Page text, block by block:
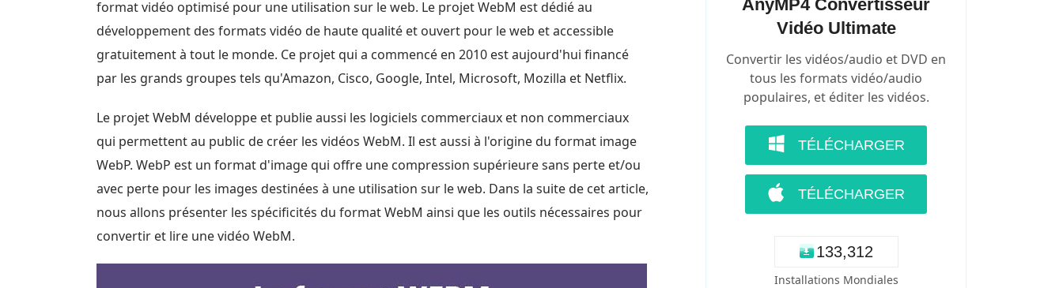
format vidéo optimisé pour une utilisation sur le web. Le projet WebM est dédié au
développement des formats vidéo de haute qualité et ouvert pour le web et accessible
gratuitement à tout le monde. Ce projet qui a commencé en 2010 est aujourd'hui financé
par les grands groupes tels qu'Amazon, Cisco, Google, Intel, Microsoft, Mozilla et Netflix.
Le projet WebM développe et publie aussi les logiciels commerciaux et non commerciaux
qui permettent au public de créer les vidéos WebM. Il est aussi à l'origine du format image
WebP. WebP est un format d'image qui offre une compression supérieure sans perte et/ou
avec perte pour les images destinées à une utilisation sur le web. Dans la suite de cet article,
nous allons présenter les spécificités du format WebM ainsi que les outils nécessaires pour
convertir et lire une vidéo WebM.
AnyMP4 Convertisseur
Vidéo Ultimate
Convertir les vidéos/audio et DVD en
tous les formats vidéo/audio
populaires, et éditer les vidéos.
TÉLÉCHARGER
TÉLÉCHARGER
133,314
Installations Mondiales